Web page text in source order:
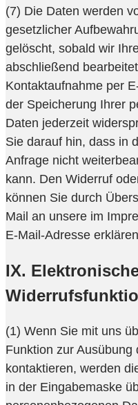
(7) Die Daten werden
gesetzlicher
gelöscht, sobald wir
abschließend
Kontaktaufnahme per
der Speicherung Ihrer
Daten jederzeit
Sie darauf hin, dass in
Anfrage nicht
kann. Den Widerruf
können Sie durch
Mail an unsere im
E-Mail-Adresse
IX.
(1) Wenn Sie mit uns
Funktion zur Ausübung
kontaktieren, werden
in der Eingabemaske